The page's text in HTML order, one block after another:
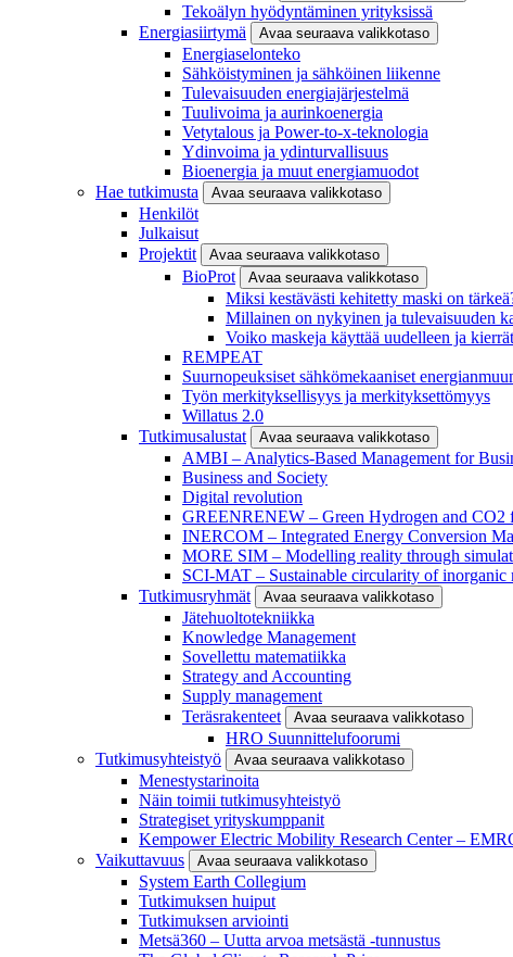
Tekoälyn hyödyntäminen yrityksissä
Energiasiirtymä
Avaa seuraava valikkotaso
Energiaselonteko
Sähköistyminen ja sähköinen liikenne
Tulevaisuuden energiajärjestelmä
Tuulivoima ja aurinkoenergia
Vetytalous ja Power-to-x-teknologia
Ydinvoima ja ydinturvallisuus
Bioenergia ja muut energiamuodot
Hae tutkimusta
Avaa seuraava valikkotaso
Henkilöt
Julkaisut
Projektit
Avaa seuraava valikkotaso
BioProt Avaa seuraava valikkotaso
Miksi kestävästi kehitetty maski on
Millainen on nykyinen ja tulevaisuuden
Voiko maskeja käyttää uudelleen ja
REMPEAT
Suurnopeuksiset sähkömekaaniset
Työn merkityksellisyys ja merkityksettömyys
Willatus 2.0
Tutkimusalustat
Avaa seuraava valikkotaso
AMBI – Analytics-Based Management for
Business and Society
Digital revolution
GREENRENEW – Green Hydrogen and CO2
INERCOM – Integrated Energy Conversion
MORE SIM – Modelling reality through
SCI-MAT – Sustainable circularity of inorganic
Tutkimusryhmät
Avaa seuraava valikkotaso
Jätehuoltotekniikka
Knowledge Management
Sovellettu matematiikka
Strategy and Accounting
Supply management
Teräsrakenteet
Avaa seuraava valikkotaso
HRO Suunnittelufoorumi
Tutkimusyhteistyö
Avaa seuraava valikkotaso
Menestystarinoita
Näin toimii tutkimusyhteistyö
Strategiset yrityskumppanit
Kempower Electric Mobility Research Center –
Vaikuttavuus
Avaa seuraava valikkotaso
System Earth Collegium
Tutkimuksen huiput
Tutkimuksen arviointi
Metsä360 – Uutta arvoa metsästä -tunnustus